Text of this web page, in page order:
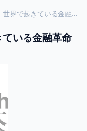
FinTech大全 今、世界で起きている金融革命
いる金融革命